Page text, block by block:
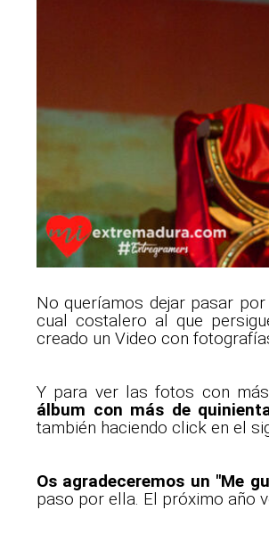
No queríamos dejar pasar
cual costalero al que
creado un Video con
Y para ver las fotos con
álbum con más de
también haciendo click en el
Os agradeceremos un "Me
paso por ella. El próximo año